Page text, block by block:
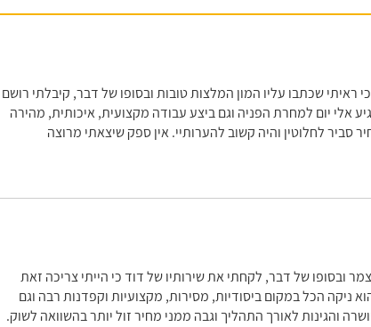
שכתבו עליו המון המלצות טובות ובסופו של דבר, קיבלתי רושם
אלי יום למחרת הפניה וגם ביצע עבודה מקצועית, איכותית, מהירה
לחלוטין והיה קשוב להערותיי. אין ספק שיצאתי מרוצה
ובסופו של דבר, לקחתי את שירותיו של דוד כי הייתי צריכה זאת
ניקה הכל במקום ביסודיות, מסירות, מקצועיות וקפדנות רבה וגם
והגינות לאורך התהליך וגבה ממני מחיר זול יותר בהשוואה לשוק.